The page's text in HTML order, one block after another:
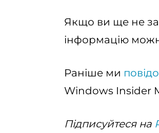
Якщо ви ще не
інформацію
Раніше ми
Windows Insider
Підписуйтеся на